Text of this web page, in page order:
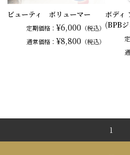
ビューティ ボリューマー
定期価格： ¥6,000 （税込）
通常価格： ¥8,800 （税込）
ボディ
(BPB
1